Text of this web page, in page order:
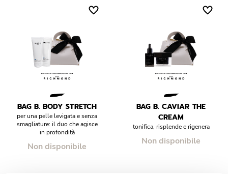
BAG B. BODY STRETCH
per una pelle levigata e senza
smagliature: il duo che agisce
in profondità
Non disponibile
BAG B. CAVIAR THE
CREAM
tonifica, risplende e rigenera
Non disponibile